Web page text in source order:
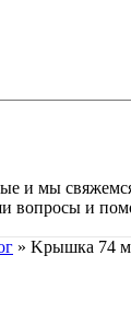
и мы
вопросы и
» Kрышка 74